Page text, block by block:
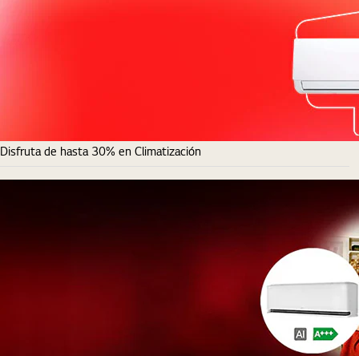
Disfruta de hasta 30% en Climatización